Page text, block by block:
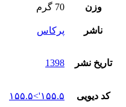
وزن 70 گرم
ناشر پرکاس
تاریخ نشر 1398
کد دیویی ۱۵۵.۵'>۱۵۵.۵